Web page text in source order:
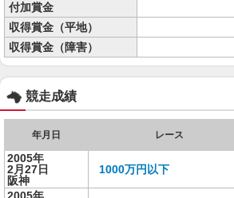
付加賞金
収得賞金（平地）
収得賞金（障害）
競走成績
年月日 レース
2005年
2月27日
阪神
1000万円以下